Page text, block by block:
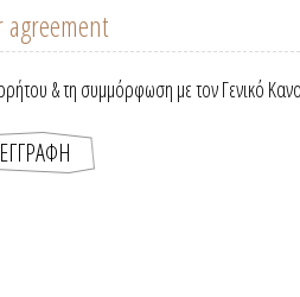
agreement
& τη συμμόρφωση με τον Γενικό